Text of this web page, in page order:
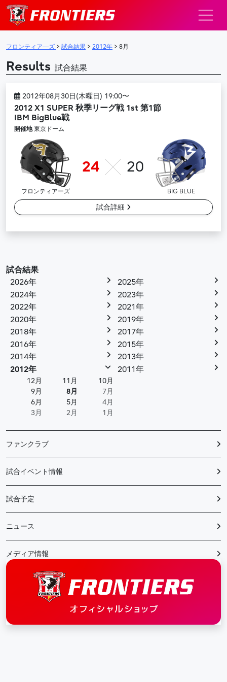
メインナビゲーション
フロンティア―ズ > 試合結果 > 2012年 > 8月
Results 試合結果
2012年08月30日(木曜日) 19:00〜
2012 X1 SUPER 秋季リーグ戦 1st 第1節
IBM BigBlue戦
開催地東京ドーム
フロンティアーズ
24 20
BIG BLUE
試合詳細
試合結果
2026年
2025年
2024年
2023年
2022年
2021年
2020年
2019年
2018年
2017年
2016年
2015年
2014年
2013年
2012年
12月 11月
10月
9月
8月
7月
6月
5月
4月
3月
2月 1月
2011年
ファンクラブ
試合イベント情報
試合予定
ニュース
メディア情報